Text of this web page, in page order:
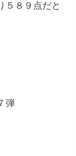
５８９点だと
弾